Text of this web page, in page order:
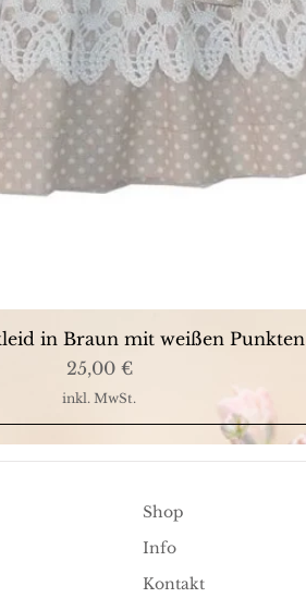
Schnellansicht
in Braun mit weißen Punkten
Preis
25,00 €
inkl. MwSt.
Shop
Info
Kontakt